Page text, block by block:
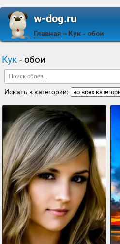
w-dog.ru
Главная ⇒ Кук - обои
Кук - обои
Искать в категории: